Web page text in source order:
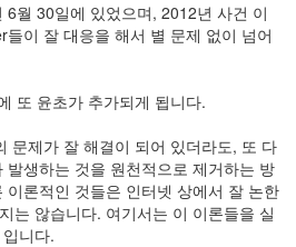
월 30일에 있었으며, 2012년 사건 이
이 잘 대응을 해서 별 문제 없이 넘어
또 윤초가 추가되게 됩니다.
문제가 잘 해결이 되어 있더라도, 또 다
발생하는 것을 원천적으로 제거하는 방
이론적인 것들은 인터넷 상에서 잘 논한
는 않습니다. 여기서는 이 이론들을 실
니다.